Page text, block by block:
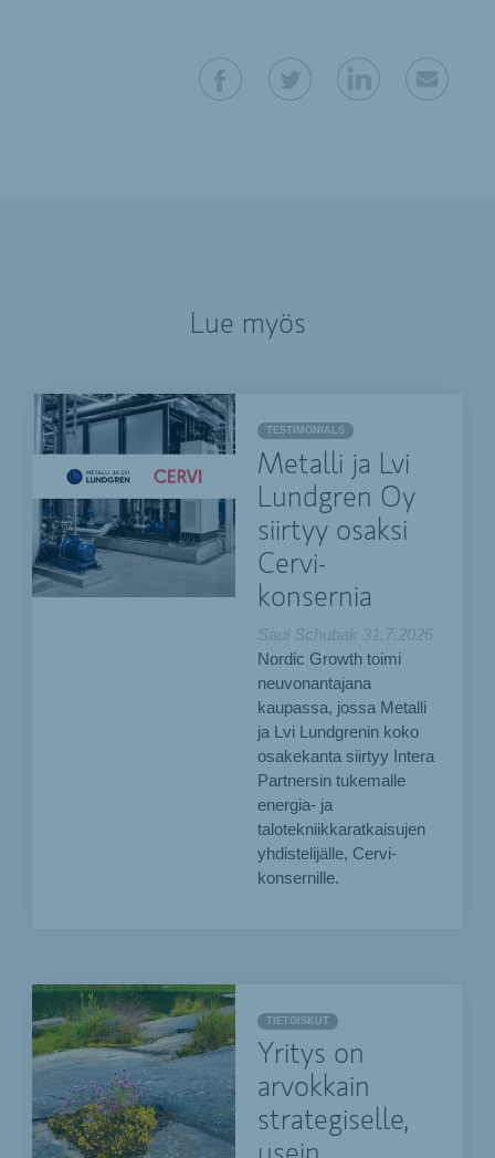
Lue myös
TESTIMONIALS
Metalli ja Lvi
Lundgren Oy
siirtyy osaksi
Cervi-
konsernia
Saul Schubak 31.7.2026
Nordic Growth toimi
neuvonantajana
kaupassa, jossa Metalli
ja Lvi Lundgrenin koko
osakekanta siirtyy Intera
Partnersin tukemalle
energia- ja
talotekniikkaratkaisujen
yhdistelijälle, Cervi-
konsernille.
TIETOISKUT
Yritys on
arvokkain
strategiselle,